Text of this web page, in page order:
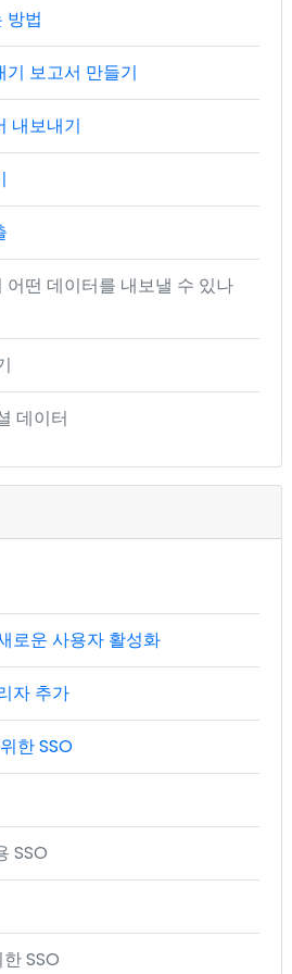
방법
보고서 만들기
내보내기
떤 데이터를 내보낼 수 있나
데이터
로운 사용자 활성화
자 추가
한 SSO
SSO
SSO